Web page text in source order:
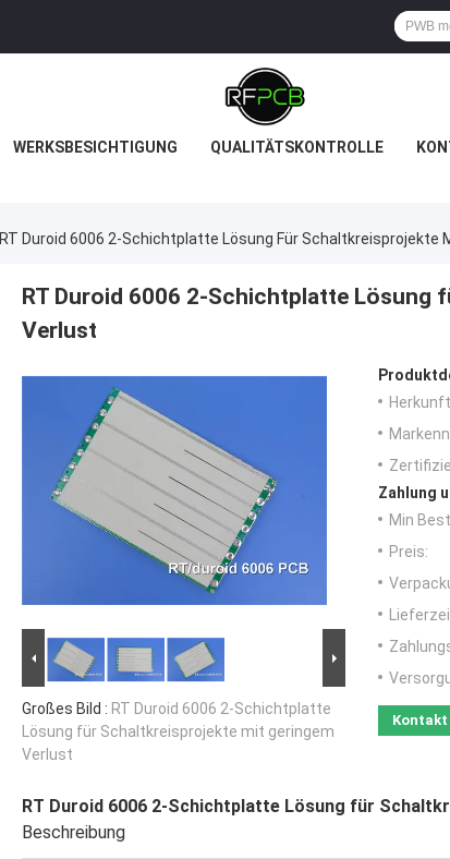
WERKSBESICHTIGUNG QUALITÄTSKONTROLLE
RT Duroid 6006 2-Schichtplatte Lösung Für Schaltkreisprojekte
RT Duroid 6006 2-Schichtplatte Lösung
Verlust
Großes Bild : RT Duroid 6006 2-Schichtplatte
Lösung für Schaltkreisprojekte mit geringem
Verlust
Zahlung
Min
Preis:
Kontakt
RT Duroid 6006 2-Schichtplatte Lösung für
Beschreibung